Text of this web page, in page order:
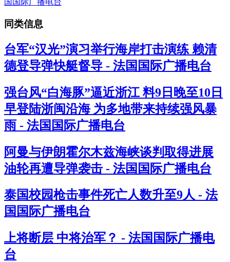
同类信息
台军“汉光”演习举行海岸打击演练 赖清
德登导弹快艇督导 - 法国国际广播电台
强台风“白海豚”逼近浙江 料9日晚至10日
早登陆浙闽沿海 为多地带来持续强风暴
雨 - 法国国际广播电台
阿曼与伊朗霍尔木兹海峡谈判取得进展
油轮再遭导弹袭击 - 法国国际广播电台
泰国校园枪击事件死亡人数升至9人 - 法
国国际广播电台
上将断层 中将治军？ - 法国国际广播电
台